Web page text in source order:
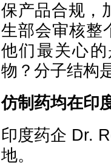
保产品合规，
生部会审核整
他们最关心
物？分子结构
仿制药均在印
印度药企 Dr.
地。